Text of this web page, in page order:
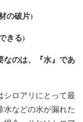
の破片)
きる)
なのは、『水』であ
シロアリにとって最
などの水が漏れた